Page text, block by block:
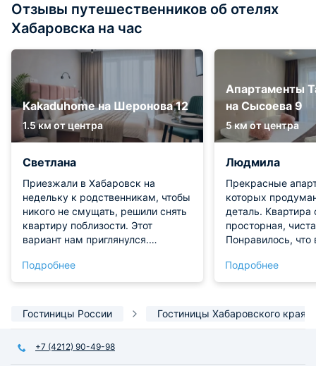
Отзывы путешественников об отелях
Хабаровска на час
Kakaduhome на Шеронова 12
1.5 км от центра
Светлана
Приезжали в Хабаровск на
недельку к родственникам, чтобы
никого не смущать, решили снять
квартиру поблизости. Этот
вариант нам приглянулся.
хорошим ремонтом. Тем более, по
приятной цене, в общем,
разу не пожалели, что выбрали
Подробнее
Апартаменты
на Сысоева 9
5 км от центра
Людмила
Прекрасные
которых
деталь. Квартира
просторная,
Понравилось, что
великолепно
поездки. На
бокалов. Район
Подробнее
Гостиницы России Гостиницы Хабаровского края
+7 (4212) 90-49-98